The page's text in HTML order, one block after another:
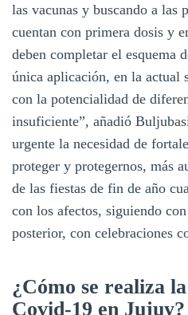
las vacunas y buscando a las
cuentan con primera dosis y
deben completar el esquema
única aplicación, en la actual
con la potencialidad de
insuficiente”, añadió
urgente la necesidad de
proteger y protegernos, más
de las fiestas de fin de año
con los afectos, siguiendo
posterior, con celebraciones
¿Cómo se realiza
Covid-19 en Jujuy?